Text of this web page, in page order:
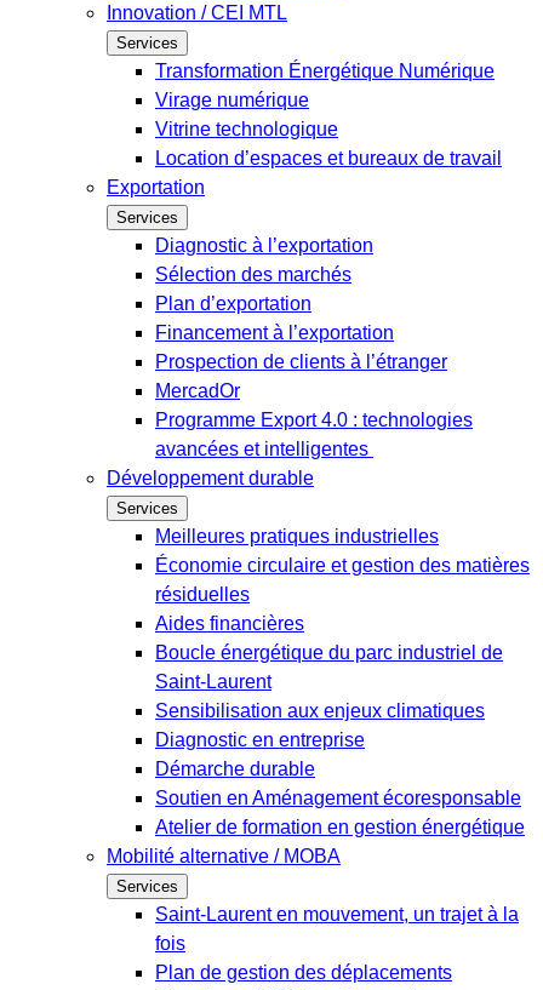
Innovation / CEI MTL
Services
Transformation Énergétique Numérique
Virage numérique
Vitrine technologique
Location d’espaces et bureaux de travail
Exportation
Services
Diagnostic à l’exportation
Sélection des marchés
Plan d’exportation
Financement à l’exportation
Prospection de clients à l’étranger
MercadOr
Programme Export 4.0 : technologies
avancées et intelligentes
Développement durable
Services
Meilleures pratiques industrielles
Économie circulaire et gestion des matières
résiduelles
Aides financières
Boucle énergétique du parc industriel de
Saint-Laurent
Sensibilisation aux enjeux climatiques
Diagnostic en entreprise
Démarche durable
Soutien en Aménagement écoresponsable
Atelier de formation en gestion énergétique
Mobilité alternative / MOBA
Services
Saint-Laurent en mouvement, un trajet à la
fois
Plan de gestion des déplacements